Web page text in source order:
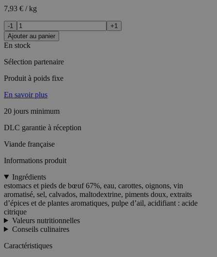
7,93 € / kg
-1
+1
Ajouter au panier
En stock
Sélection partenaire
Produit à poids fixe
En savoir plus
20 jours minimum
DLC garantie à réception
Viande française
Informations produit
Ingrédients
estomacs et pieds de bœuf 67%, eau, carottes, oignons, vin
aromatisé, sel, calvados, maltodextrine, piments doux, extraits
d’épices et de plantes aromatiques, pulpe d’ail, acidifiant : acide
citrique
Valeurs nutritionnelles
Conseils culinaires
Caractéristiques